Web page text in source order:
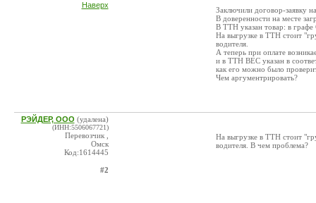
Наверх
Заключили договор-заявку
В доверенности на месте
В ТТН указан товар: в
На выгрузке в ТТН стоит
водителя.
А теперь при оплате
и в ТТН ВЕС указан в
как его можно было
Чем аргументрировать?
РЭЙДЕР, ООО (удалена)
(ИНН:5506067721)
Перевозчик ,
Омск
Код:1614445
#2
На выгрузке в ТТН стоит
водителя. В чем проблема?